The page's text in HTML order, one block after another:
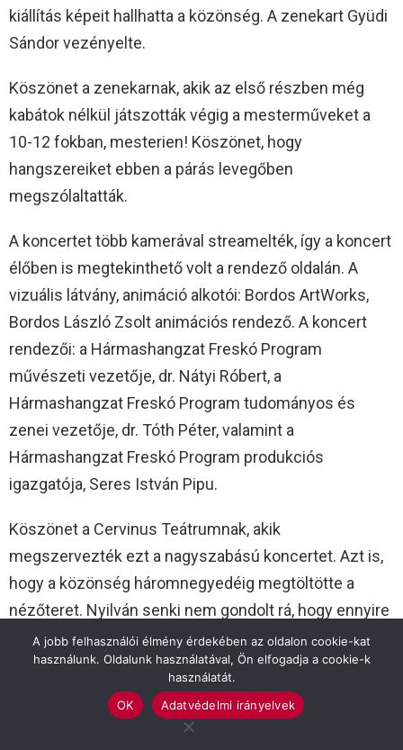
kiállítás képeit hallhatta a közönség. A zenekart Gyüdi
Sándor vezényelte.
Köszönet a zenekarnak, akik az első részben még
kabátok nélkül játszották végig a mesterműveket a
10-12 fokban, mesterien! Köszönet, hogy
hangszereiket ebben a párás levegőben
megszólaltatták.
A koncertet több kamerával streamelték, így a koncert
élőben is megtekinthető volt a rendező oldalán. A
vizuális látvány, animáció alkotói: Bordos ArtWorks,
Bordos László Zsolt animációs rendező. A koncert
rendezői: a Hármashangzat Freskó Program
művészeti vezetője, dr. Nátyi Róbert, a
Hármashangzat Freskó Program tudományos és
zenei vezetője, dr. Tóth Péter, valamint a
Hármashangzat Freskó Program produkciós
igazgatója, Seres István Pipu.
Köszönet a Cervinus Teátrumnak, akik
megszervezték ezt a nagyszabású koncertet. Azt is,
hogy a közönség háromnegyedéig megtöltötte a
nézőteret. Nyilván senki nem gondolt rá, hogy ennyire
lehűl a levegő, de a közönség felkészült, mert
kabátokban, párnákkal, plédekkel felszerelkezve
Nagyon szép este volt, jó volt klasszikusokat
A jobb felhasználói élmény érdekében az oldalon cookie-kat
használunk. Oldalunk használatával, Ön elfogadja a cookie-k
használatát.
OK
Adatvédelmi irányelvek